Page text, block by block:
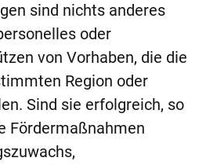
sind nichts anderes
oder
von Vorhaben, die die
Region oder
Sind sie erfolgreich, so
Fördermaßnahmen